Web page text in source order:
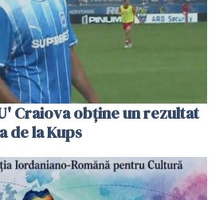
Craiova obține un rezultat
de la Kups